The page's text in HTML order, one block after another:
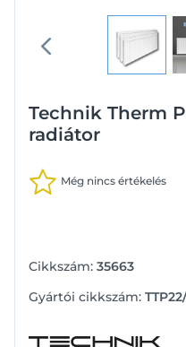
Technik Therm
radiátor
Még nincs értékelés
Cikkszám: 35663
Gyártói cikkszám: